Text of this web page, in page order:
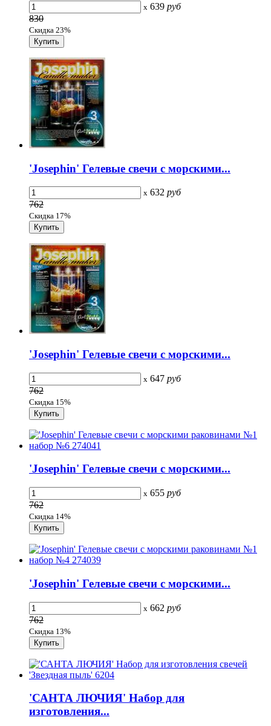
x 639 руб
830
Скидка 23%
'Josephin' Гелевые свечи с морскими...
x 632 руб
762
Скидка 17%
'Josephin' Гелевые свечи с морскими...
x 647 руб
762
Скидка 15%
'Josephin' Гелевые свечи с морскими...
x 655 руб
762
Скидка 14%
'Josephin' Гелевые свечи с морскими...
x 662 руб
762
Скидка 13%
'САНТА ЛЮЧИЯ' Набор для
изготовления...